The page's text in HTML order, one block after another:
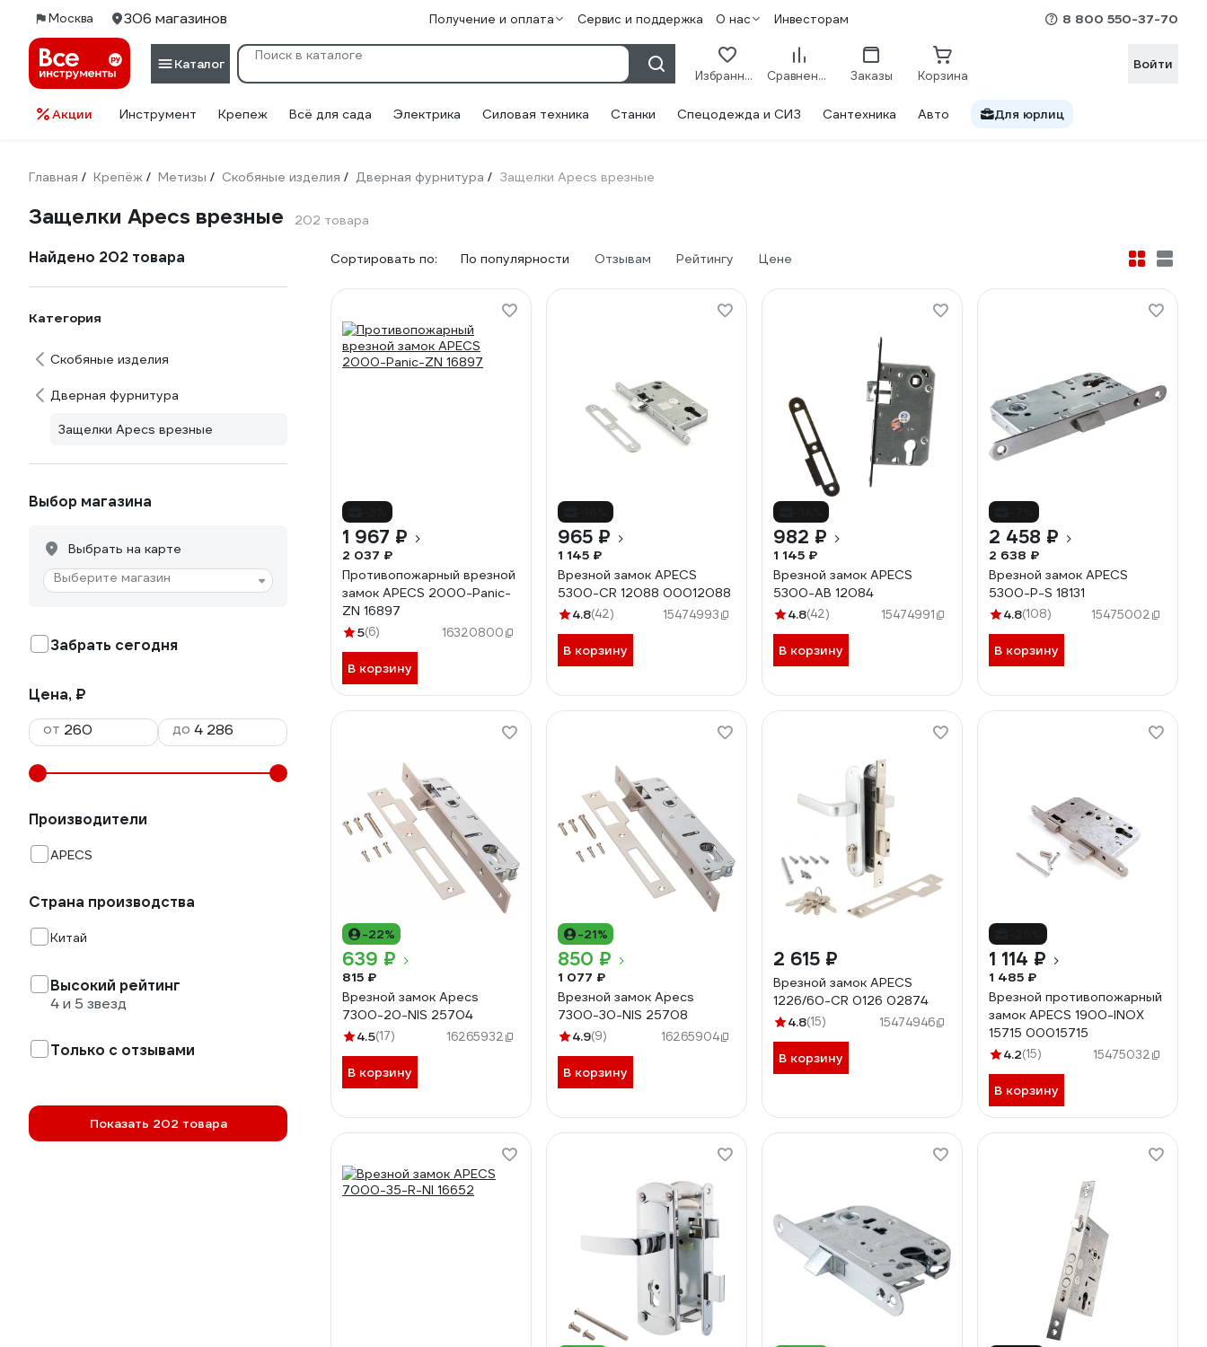
Москва 306 магазинов Получение и оплата Сервис и поддержка О нас Инвесторам 8 800 550-37-70
Каталог
Избранное Сравнение Заказы Корзина
Войти
Акции Инструмент Крепеж Всё для сада Электрика Силовая техника Станки Спецодежда и СИЗ Сантехника Авто Для юрлиц
Главная / Крепёж / Метизы / Скобяные изделия / Дверная фурнитура / Защелки Apecs врезные
Защелки Apecs врезные 202 товара
Найдено 202 товара
Категория
Скобяные изделия
Дверная фурнитура
Защелки Apecs врезные
Выбор магазина
Выбрать на карте
Выберите магазин
Забрать сегодня
Цена, ₽
от
до
Производители
APECS
Страна производства
Китай
Высокий рейтинг
4 и 5 звезд
Только с отзывами
Показать 202 товара
Сортировать по: По популярности Отзывам Рейтингу Цене
1 967 ₽
2 037 ₽
Противопожарный врезной
замок APECS 2000-Panic-
ZN 16897
5(6) 16320800
В корзину
965 ₽
1 145 ₽
Врезной замок APECS
5300-CR 12088 00012088
4.8(42) 15474993
В корзину
982 ₽
1 145 ₽
Врезной замок APECS
5300-AB 12084
4.8(42) 15474991
В корзину
2 458 ₽
2 638 ₽
Врезной замок APECS
5300-P-S 18131
4.8(108) 15475002
В корзину
-22%
639 ₽
815 ₽
Врезной замок Apecs
7300-20-NIS 25704
4.5(17) 16265932
В корзину
-21%
850 ₽
1 077 ₽
Врезной замок Apecs
7300-30-NIS 25708
4.9(9) 16265904
В корзину
2 615 ₽
Врезной замок APECS
1226/60-CR 0126 02874
4.8(15) 15474946
В корзину
1 114 ₽
1 485 ₽
Врезной противопожарный
замок APECS 1900-INOX
15715 00015715
4.2(15) 15475032
В корзину